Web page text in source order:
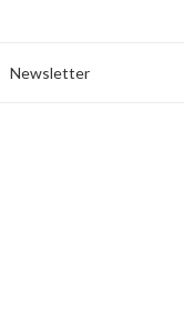
Newsletter